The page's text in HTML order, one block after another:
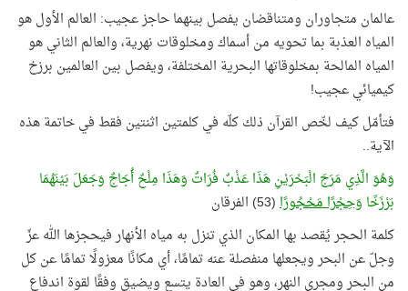
عالمان متجاوران ومتناقضان يفصل بينهما حاجز عجيب: العالم الأول هو
المياه العذبة بما تحويه من أسماك ومخلوقات نهرية، والعالم الثاني هو
المياه المالحة بمخلوقاتها البحرية المختلفة، ويفصل بين العالمين برزخ
كيميائي عجيب!
فتأمّل كيف لخّص القرآن ذلك كلّه في كلمتين اثنتين فقط في خاتمة هذه
الآية..
وَهُوَ الَّذِي مَرَجَ الْبَحْرَيْنِ هَذَا عَذْبٌ فُرَاتٌ وَهَذَا مِلْحٌ أُجَاجٌ وَجَعَلَ بَيْنَهُمَا
بَرْزَخًا وَحِجْرًا مَحْجُورًا(53) الفرقان
كلمة الحجر يُقصد بها المكان الذي تنزل به مياه الأنهار فيحجزها الله عزّ
وجلّ عن البحر ويجعلها منفصلة عنه تمامًا، أي مكانًا معزولًا تمامًا عن كل
من البحر ومجرى النهر، وهو في العادة يتسع ويضيق وفقًا لقوة اندفاع